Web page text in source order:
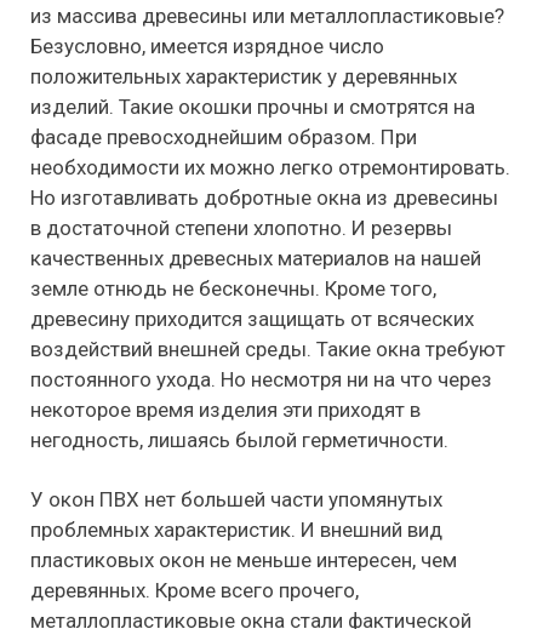
из массива древесины или металлопластиковые?
Безусловно, имеется изрядное число
положительных характеристик у деревянных
изделий. Такие окошки прочны и смотрятся на
фасаде превосходнейшим образом. При
необходимости их можно легко отремонтировать.
Но изготавливать добротные окна из древесины
в достаточной степени хлопотно. И резервы
качественных древесных материалов на нашей
земле отнюдь не бесконечны. Кроме того,
древесину приходится защищать от всяческих
воздействий внешней среды. Такие окна требуют
постоянного ухода. Но несмотря ни на что через
некоторое время изделия эти приходят в
негодность, лишаясь былой герметичности.
У окон ПВХ нет большей части упомянутых
проблемных характеристик. И внешний вид
пластиковых окон не меньше интересен, чем
деревянных. Кроме всего прочего,
металлопластиковые окна стали фактической